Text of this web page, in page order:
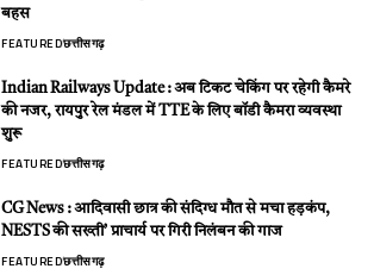
बहस
FEATUREDछत्तीसगढ़
Indian Railways Update : अब टिकट चेकिंग पर रहेगी कैमरे
की नजर, रायपुर रेल मंडल में TTE के लिए बॉडी कैमरा व्यवस्था
शुरू
FEATUREDछत्तीसगढ़
CG News : आदिवासी छात्र की संदिग्ध मौत से मचा हड़कंप,
NESTS की सख्ती’ प्राचार्य पर गिरी निलंबन की गाज
FEATUREDछत्तीसगढ़